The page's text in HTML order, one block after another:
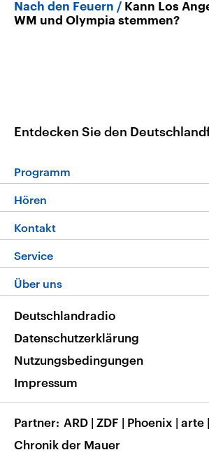
Nach den Feuern
Kann Los
WM und Olympia stemmen?
Entdecken Sie den
Programm
Programm
Die Nachrichten
Nachrichtenleicht
Neue Beiträge auf dlf.de
Hören
Livestream
Podcasts
Deutschlandfunk App
Nachrichten App
Frequenzen
Kontakt
Hörerservice
Service
FAQ
Veranstaltungen
Musikliste
RSS
Über uns
Barrierefreiheit
Deutschlandradio
Datenschutzerklärung
Nutzungsbedingungen
Impressum
Partner ARD | ZDF | Phoenix | arte |
Chronik der Mauer